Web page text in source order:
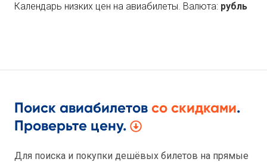
Календарь низких цен на авиабилеты. Валюта: рубль
Поиск авиабилетов со скидками.
Проверьте цену.
Для поиска и покупки дешёвых билетов на прямые